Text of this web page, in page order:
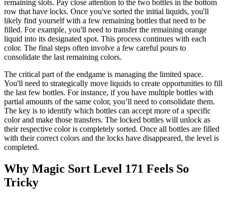
remaining slots. Pay close attention to the two bottles in the bottom
row that have locks. Once you've sorted the initial liquids, you'll
likely find yourself with a few remaining bottles that need to be
filled. For example, you'll need to transfer the remaining orange
liquid into its designated spot. This process continues with each
color. The final steps often involve a few careful pours to
consolidate the last remaining colors.
The critical part of the endgame is managing the limited space.
You'll need to strategically move liquids to create opportunities to fill
the last few bottles. For instance, if you have multiple bottles with
partial amounts of the same color, you’ll need to consolidate them.
The key is to identify which bottles can accept more of a specific
color and make those transfers. The locked bottles will unlock as
their respective color is completely sorted. Once all bottles are filled
with their correct colors and the locks have disappeared, the level is
completed.
Why Magic Sort Level 171 Feels So
Tricky